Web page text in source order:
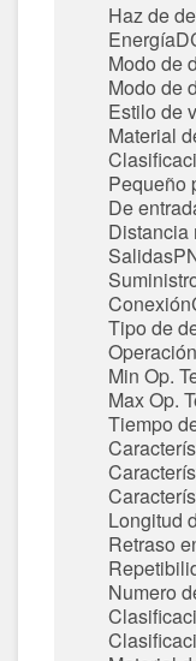
Haz de
Energía
Modo de
Modo de
Estilo de
Material
Pequeño
De
Distancia
Salidas
Conexión
Tipo de
Operación
Min Op.
Max Op.
Tiempo
Longitud
Retraso
Numero